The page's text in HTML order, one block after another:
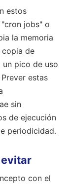
estos
jobs" o
la memoria
copia de
un pico de uso
estas
sin
de ejecución
periodicidad.
evitar
con el